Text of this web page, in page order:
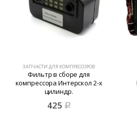
ЗАПЧАСТИ ДЛЯ КОМПРЕССОРОВ
Фильтр в сборе для
компрессора Интерскол 2-х
цилиндр.
425 Р